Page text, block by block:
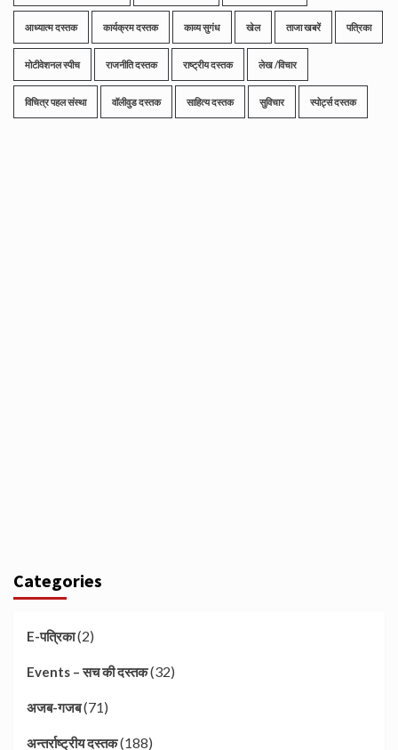
आध्यात्म दस्तक कार्यक्रम दस्तक काव्य सुगंध खेल ताजा खबरें पत्रिका
मोटीवेशनल स्पीच राजनीति दस्तक राष्ट्रीय दस्तक लेख /विचार
विचित्र पहल संस्था वॉलीवुड दस्तक साहित्य दस्तक सुविचार स्पोर्ट्स दस्तक
Categories
E-पत्रिका(2)
Events – सच की दस्तक(32)
अजब-गजब(71)
अन्तर्राष्ट्रीय दस्तक(188)